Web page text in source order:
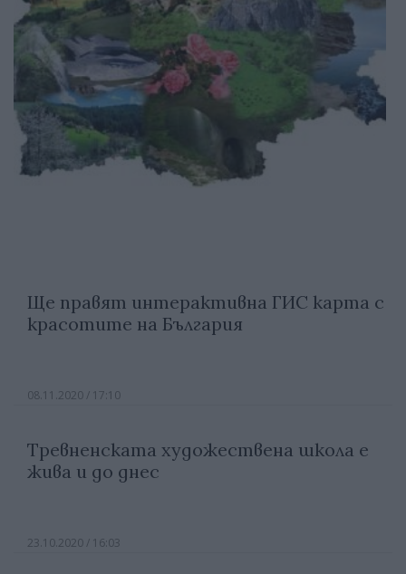
Ще правят интерактивна ГИС карта с
красотите на България
08.11.2020 / 17:10
Тревненската художествена школа е
жива и до днес
23.10.2020 / 16:03